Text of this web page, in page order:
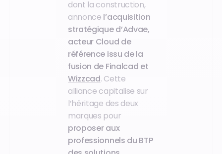
dont la construction,
annonce l’acquisition
stratégique d’Advae,
acteur Cloud de
référence issu de la
fusion de Finalcad et
Wizzcad. Cette
alliance capitalise sur
l’héritage des deux
marques pour
proposer aux
professionnels du BTP